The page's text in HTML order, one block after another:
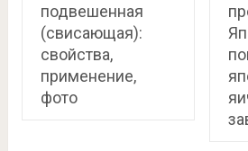
подвешенная
(свисающая):
свойства,
применение,
фото